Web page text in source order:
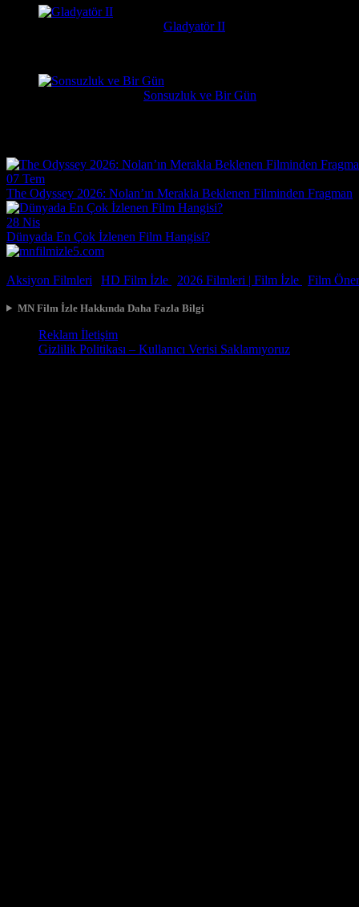
Gladyatör II
Sonsuzluk ve Bir Gün
07 Tem
The Odyssey 2026: Nolan’ın Merakla Beklenen Filminden Fragman
28 Nis
Dünyada En Çok İzlenen Film Hangisi?
Aksiyon Filmleri
HD Film İzle 2026 Filmleri | Film İzle Film
MN Film İzle Hakkında Daha Fazla Bilgi
Reklam İletişim
Gizlilik Politikası – Kullanıcı Verisi Saklamıyoruz